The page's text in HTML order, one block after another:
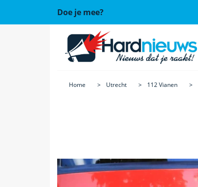
Doe je mee?
Home Utrecht 112 Vianen